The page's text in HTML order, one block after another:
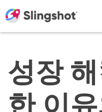
성장
한 이